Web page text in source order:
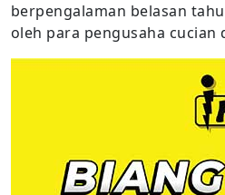
berpengalaman belasan
oleh para pengusaha cucian